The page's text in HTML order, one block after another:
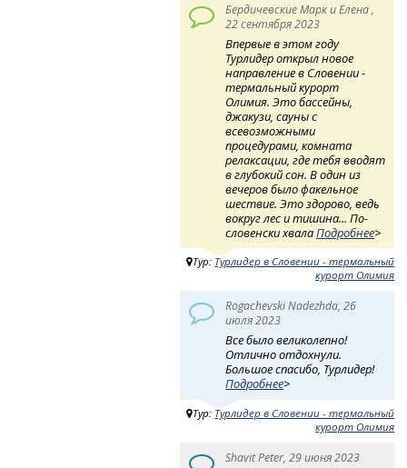
Бердичевские Марк и Елена ,
22 сентября 2023
Впервые в этом году
Турлидер открыл новое
направление в Словении -
термальный курорт
Олимия. Это бассейны,
джакузи, сауны с
всевозможными
процедурами, комната
релаксации, где тебя вводят
в глубокий сон. В один из
вечеров было факельное
шествие. Это здорово, ведь
вокруг лес и тишина... По-
словенски хвалаПодробнее>
Тур: Турлидер в Словении - термальный
курорт Олимия
Rogachevski Nadezhda, 26
июля 2023
Все было великолепно!
Отлично отдохнули.
Большое спасибо, Турлидер!
Подробнее>
Тур: Турлидер в Словении - термальный
курорт Олимия
Shavit Peter, 29 июня 2023